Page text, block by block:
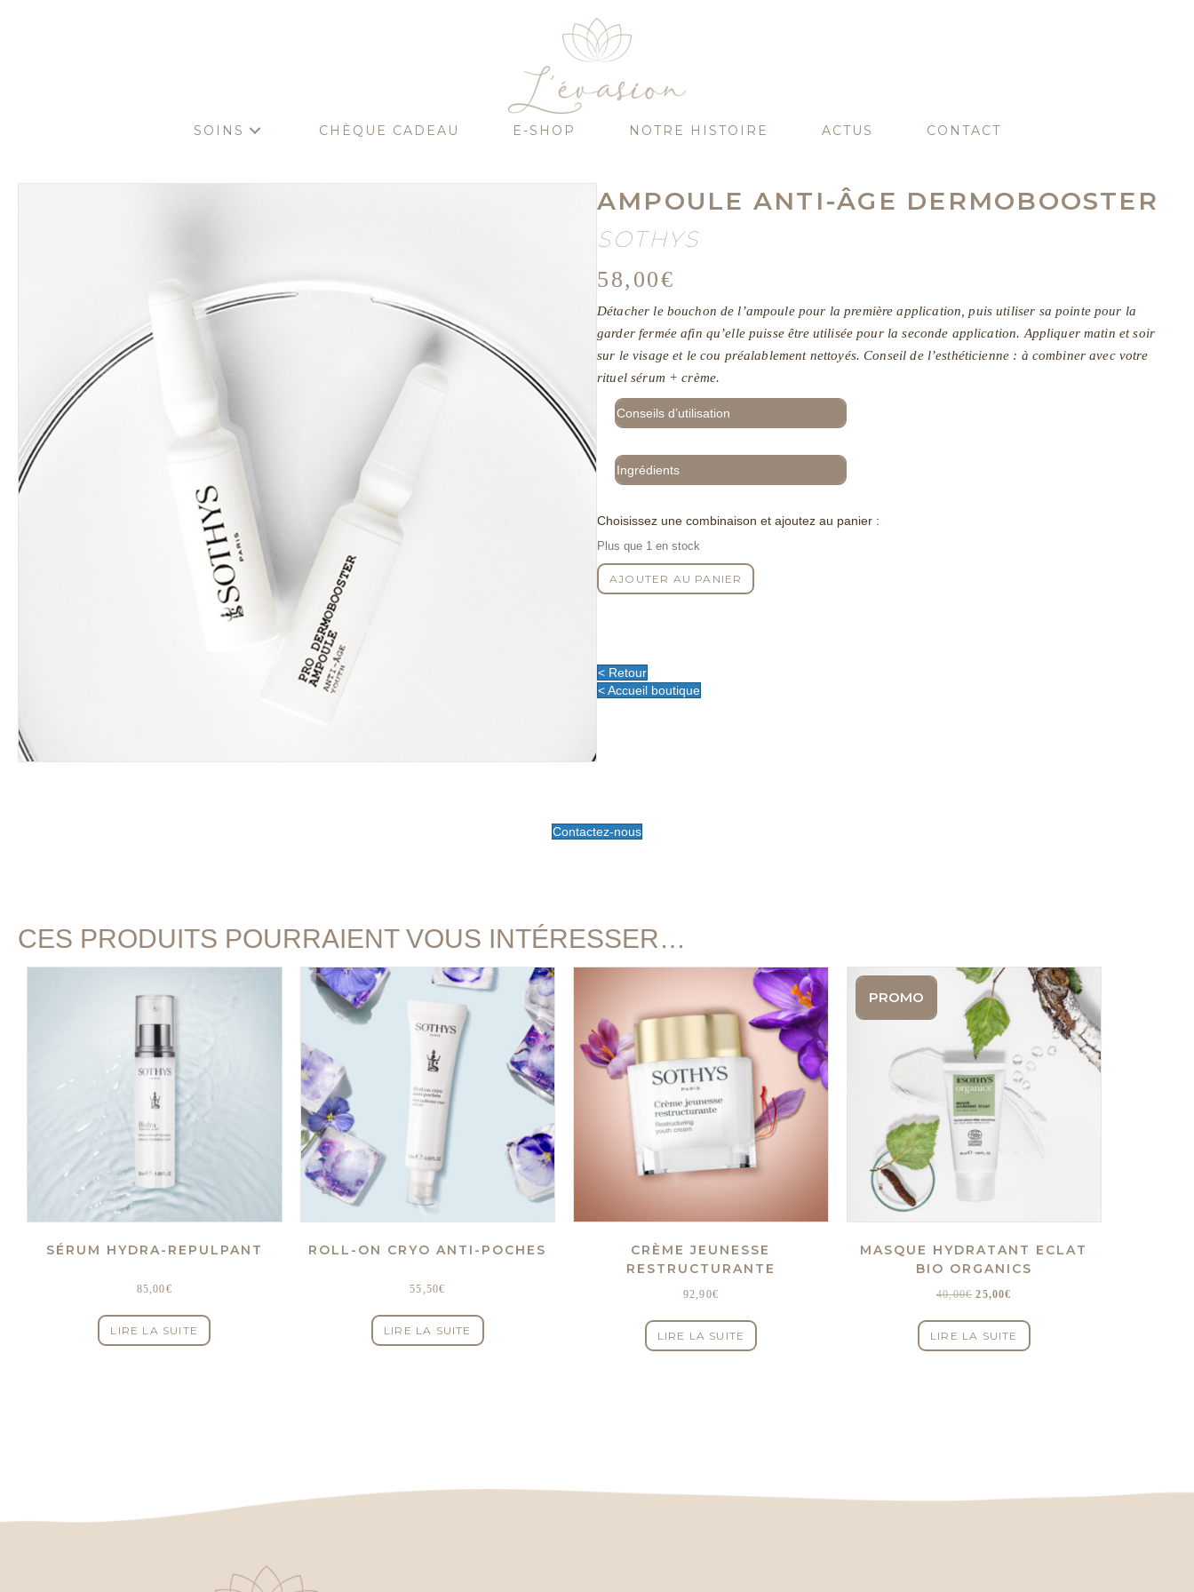
SOINS CHÈQUE CADEAU E-SHOP NOTRE HISTOIRE ACTUS CONTACT
AMPOULE ANTI-ÂGE DERMOBOOSTER
SOTHYS
58,00€
Détacher le bouchon de l’ampoule pour la première application, puis utiliser sa pointe pour la
garder fermée afin qu’elle puisse être utilisée pour la seconde application. Appliquer matin et soir
sur le visage et le cou préalablement nettoyés. Conseil de l’esthéticienne : à combiner avec votre
rituel sérum + crème.
Conseils d’utilisation
Ingrédients
Choisissez une combinaison et ajoutez au panier :
Plus que 1 en stock
quantité
de
AJOUTER AU PANIER
< Retour
< Accueil boutique
Contactez-nous
CES PRODUITS POURRAIENT VOUS INTÉRESSER…
SÉRUM HYDRA-REPULPANT
85,00€
LIRE LA SUITE
ROLL-ON CRYO ANTI-POCHES
55,50€
LIRE LA SUITE
CRÈME JEUNESSE
RESTRUCTURANTE
92,90€
LIRE LA SUITE
PROMO
MASQUE HYDRATANT ECLAT
BIO ORGANICS
40,00€ Le
initial
était :
25,00€
actuel
est :
LIRE LA SUITE